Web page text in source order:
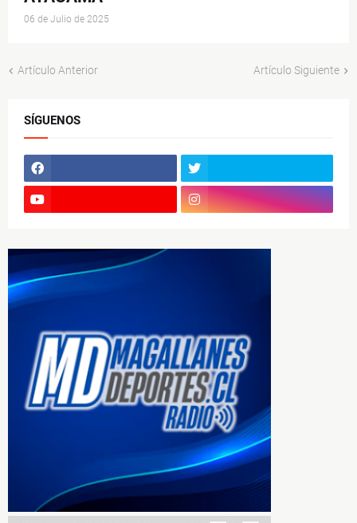
06 de Julio de 2025
Artículo Anterior Artículo Siguiente
SÍGUENOS